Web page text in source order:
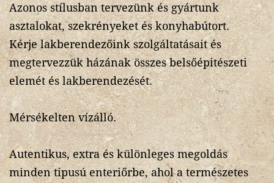
Azonos stílusban tervezünk és gyártunk
asztalokat, szekrényeket és konyhabútort.
Kérje lakberendezőink szolgáltatásait és
megtervezzük házának összes belsőépitészeti
elemét és lakberendezését.
Mérsékelten vízálló.
Autentikus, extra és különleges megoldás
minden tipusú enteriőrbe, ahol a természetes